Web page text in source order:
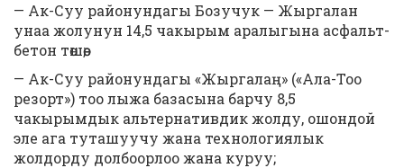
— Ак-Суу районундагы Бозучук — Жыргалан
унаа жолунун 14,5 чакырым аралыгына асфальт-
бетон төшөө;
— Ак-Суу районундагы «Жыргалаң» («Ала-Тоо
резорт») тоо лыжа базасына барчу 8,5
чакырымдык альтернативдик жолду, ошондой
эле ага туташуучу жана технологиялык
жолдорду долбоорлоо жана куруу;